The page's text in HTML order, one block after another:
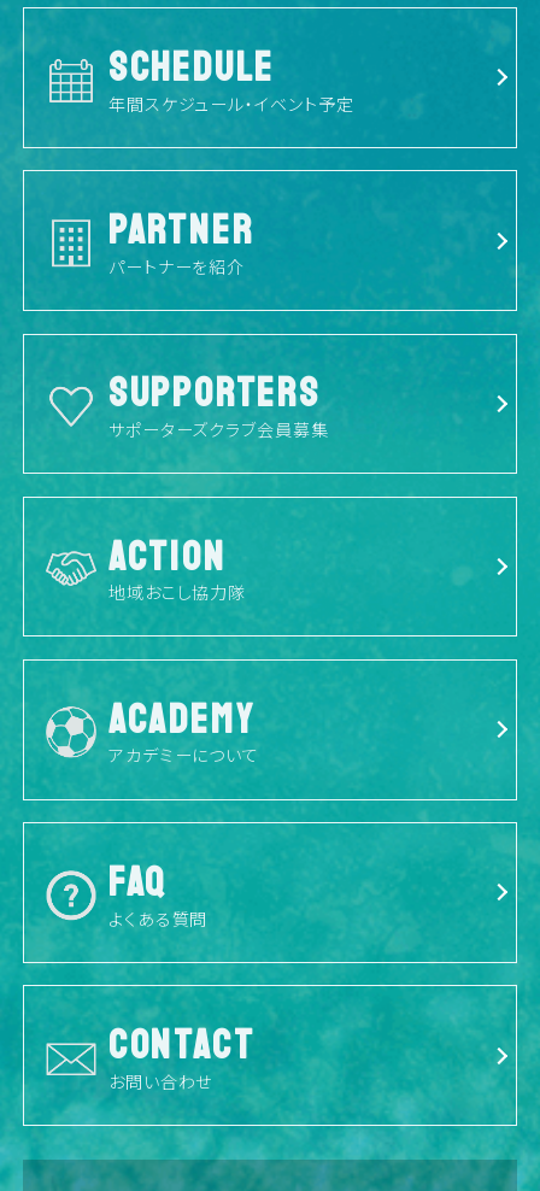
SCHEDULE
年間スケジュール・イベント予定
PARTNER
パートナーを紹介
SUPPORTERS
サポーターズクラブ会員募集
ACTION
地域おこし協力隊
ACADEMY
アカデミーについて
FAQ
よくある質問
CONTACT
お問い合わせ